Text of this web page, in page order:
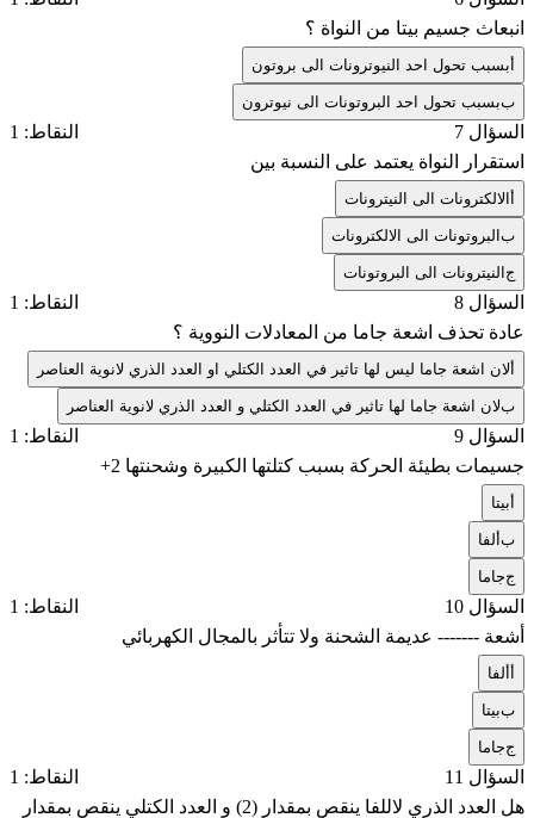
انبعاث جسيم بيتا من النواة ؟
بسبب تحول احد النيوترونات الى بروتون
ببسبب تحول احد البروتونات الى نيوترون
السؤال 7
النقاط: 1
استقرار النواة يعتمد على النسبة بين
الالكترونات الى النيترونات
بالبروتونات الى الالكترونات
جالنيترونات الى البروتونات
السؤال 8
النقاط: 1
عادة تحذف اشعة جاما من المعادلات النووية ؟
لان اشعة جاما ليس لها تاثير في العدد الكتلي او العدد الذري لانوية العناصر
بلان اشعة جاما لها تاثير في العدد الكتلي و العدد الذري لانوية العناصر
السؤال 9
النقاط: 1
جسيمات بطيئة الحركة بسبب كتلتها الكبيرة وشحنتها +2
بيتا
بألفا
ججاما
السؤال 10
النقاط: 1
أشعة ------- عديمة الشحنة ولا تتأثر بالمجال الكهربائي
ألفا
ببيتا
ججاما
السؤال 11
النقاط: 1
هل العدد الذري لاللفا ينقص بمقدار ( 2) و العدد الكتلي ينقص بمقدار